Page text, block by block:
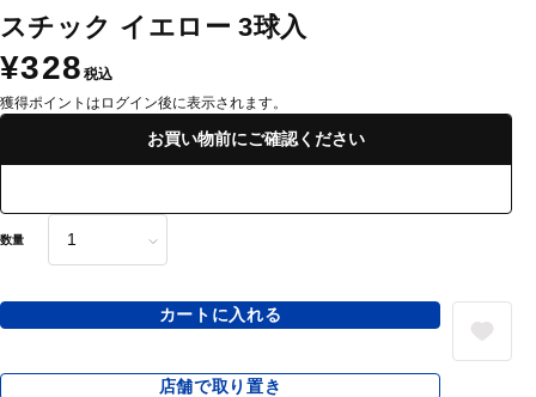
スチック イエロー 3球入
¥328 税込
獲得ポイントはログイン後に表示されます。
お買い物前にご確認ください
数量
カートに入れる
店舗で取り置き